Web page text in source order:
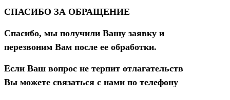
СПАСИБО ЗА ОБРАЩЕНИЕ
Спасибо, мы получили Вашу заявку и
перезвоним Вам после ее обработки.
Если Ваш вопрос не терпит отлагательств
Вы можете связаться с нами по телефону